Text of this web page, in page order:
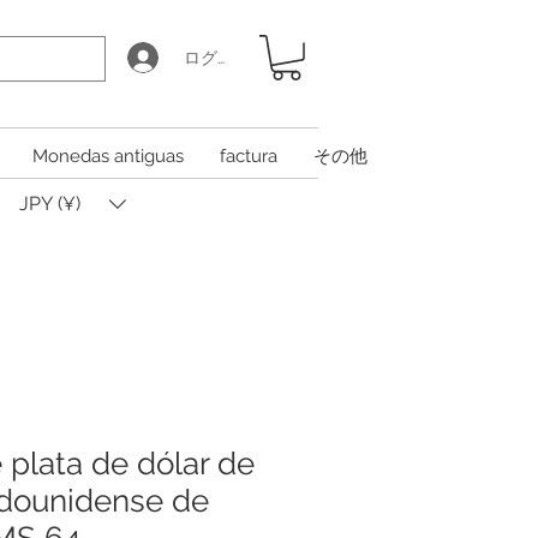
ログイン
Monedas antiguas factura その他
JPY (¥)
plata de dólar de
de